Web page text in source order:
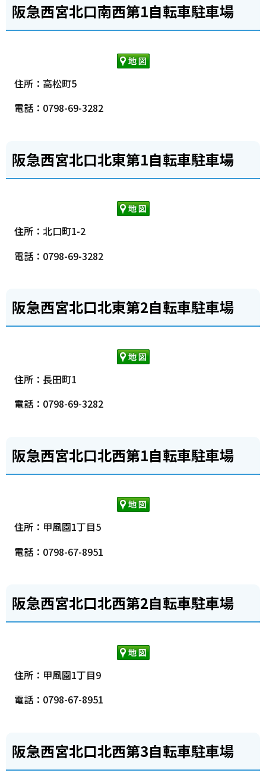
阪急西宮北口南西第1自転車駐車場
住所：高松町5
電話：0798-69-3282
阪急西宮北口北東第1自転車駐車場
住所：北口町1-2
電話：0798-69-3282
阪急西宮北口北東第2自転車駐車場
住所：長田町1
電話：0798-69-3282
阪急西宮北口北西第1自転車駐車場
住所：甲風園1丁目5
電話：0798-67-8951
阪急西宮北口北西第2自転車駐車場
住所：甲風園1丁目9
電話：0798-67-8951
阪急西宮北口北西第3自転車駐車場